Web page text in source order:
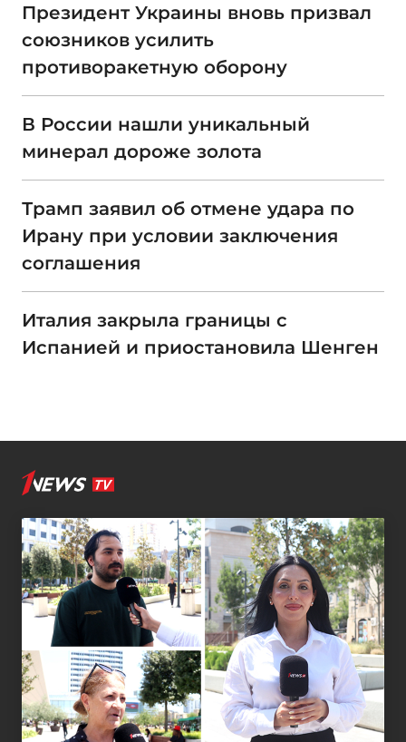
Президент Украины вновь призвал
союзников усилить
противоракетную оборону
В России нашли уникальный
минерал дороже золота
Трамп заявил об отмене удара по
Ирану при условии заключения
соглашения
Италия закрыла границы с
Испанией и приостановила Шенген